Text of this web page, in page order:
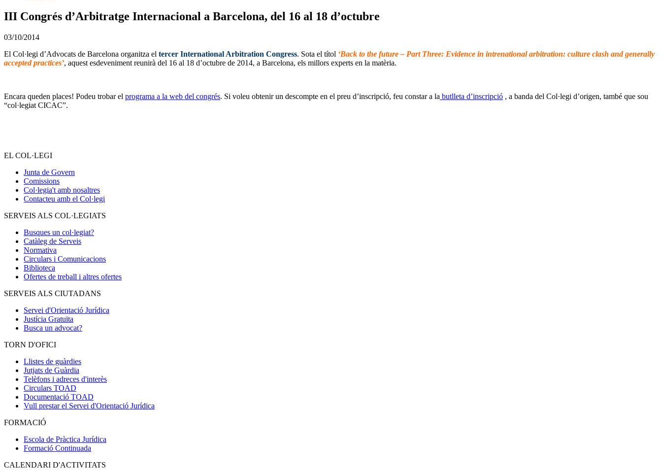
III Congrés d’Arbitratge Internacional a Barcelona, del 16 al 18 d’octubre
03/10/2014
El Col·legi d’Advocats de Barcelona organitza el tercer International Arbitration Congress. Sota el títol ‘Back to the future – Part Three: Evidence in intrenational arbitration: culture clash and generally
accepted practices’, aquest esdeveniment reunirà del 16 al 18 d’octubre de 2014, a Barcelona, els millors experts en la matèria.
Encara queden places! Podeu trobar el programa a la web del congrés. Si voleu obtenir un descompte en el preu d’inscripció, feu constar a la butlleta d’inscripció , a banda del Col·legi d’origen, també que sou
“col·legiat CICAC”.
EL COL·LEGI
Junta de Govern
Comissions
Col·legia't amb nosaltres
Contacteu amb el Col·legi
SERVEIS ALS COL·LEGIATS
Busques un col·legiat?
Catàleg de Serveis
Normativa
Circulars i Comunicacions
Biblioteca
Ofertes de treball i altres ofertes
SERVEIS ALS CIUTADANS
Servei d'Orientació Jurídica
Justícia Gratuïta
Busca un advocat?
TORN D'OFICI
Llistes de guàrdies
Jutjats de Guàrdia
Telèfons i adreces d'interès
Circulars TOAD
Documentació TOAD
Vull prestar el Servei d'Orientació Jurídica
FORMACIÓ
Escola de Pràctica Jurídica
Formació Continuada
CALENDARI D'ACTIVITATS